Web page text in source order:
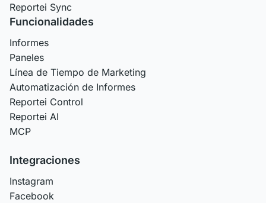
Reportei Sync
Funcionalidades
Informes
Paneles
Línea de Tiempo de Marketing
Automatización de Informes
Reportei Control
Reportei AI
MCP
Integraciones
Instagram
Facebook